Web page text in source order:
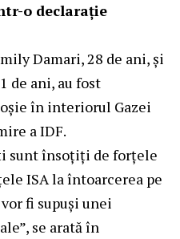
o declarație
Damari, 28 de ani, și
de ani, au fost
în interiorul Gazei
a IDF.
sunt însoțiți de forțele
ISA la întoarcerea pe
fi supuși unei
se arată în